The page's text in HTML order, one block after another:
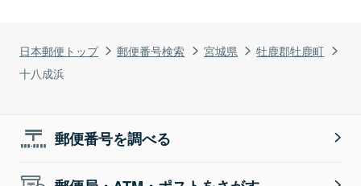
日本郵便トップ 郵便番号検索 宮城県
牡鹿郡牡鹿町
十八成浜
郵便番号を調べる